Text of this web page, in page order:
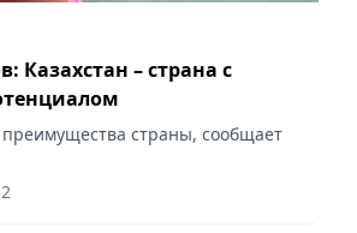
Казахстан – страна с
страны, сообщает